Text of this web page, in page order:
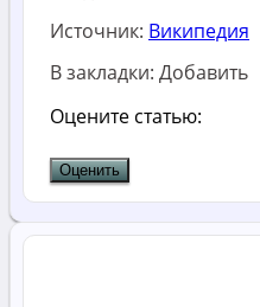
Источник: Википедия
В закладки: Добавить
Оцените статью: